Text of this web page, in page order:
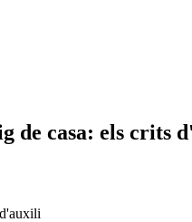
de casa: els crits